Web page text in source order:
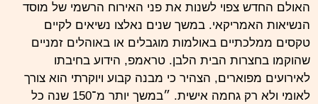
האולם החדש צפוי לשנות את פני האירוח הרשמי של מוסד
הנשיאות האמריקאי. במשך שנים נאלצו נשיאים לקיים
טקסים ממלכתיים באולמות מוגבלים או באוהלים זמניים
שהוקמו בחצרות הבית הלבן. טראמפ, הידוע בחיבתו
לאירועים מפוארים, הצהיר כי מבנה קבוע ויוקרתי הוא צורך
לאומי ולא רק גחמה אישית. ״במשך יותר מ־150 שנה כל